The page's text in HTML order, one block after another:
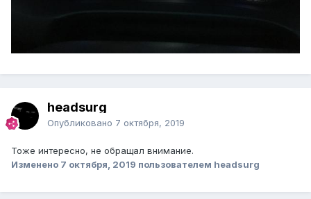
headsurg
Опубликовано 7 октября, 2019
Тоже интересно, не обращал внимание.
Изменено 7 октября, 2019 пользователем headsurg